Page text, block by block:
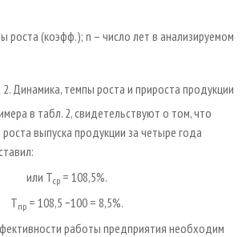
роста (коэфф.); n – число лет в анализируемом
Динамика, темпы роста и прироста продукции
в табл. 2, свидетельствуют о том, что
выпуска продукции за четыре года
или Тср= 108,5%.
Тпр= 108,5 −100 = 8,5%.
работы предприятия необходим